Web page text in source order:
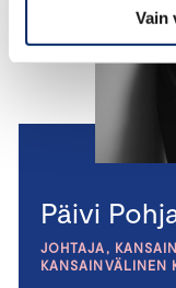
Vain
Päivi
JOHTAJA,
KANSAINVÄLINEN